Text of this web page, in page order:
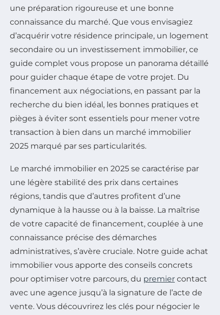
une préparation rigoureuse et une bonne
connaissance du marché. Que vous envisagiez
d’acquérir votre résidence principale, un logement
secondaire ou un investissement immobilier, ce
guide complet vous propose un panorama détaillé
pour guider chaque étape de votre projet. Du
financement aux négociations, en passant par la
recherche du bien idéal, les bonnes pratiques et
pièges à éviter sont essentiels pour mener votre
transaction à bien dans un marché immobilier
2025 marqué par ses particularités.
Le marché immobilier en 2025 se caractérise par
une légère stabilité des prix dans certaines
régions, tandis que d’autres profitent d’une
dynamique à la hausse ou à la baisse. La maîtrise
de votre capacité de financement, couplée à une
connaissance précise des démarches
administratives, s’avère cruciale. Notre guide achat
immobilier vous apporte des conseils concrets
pour optimiser votre parcours, du premier contact
avec une agence jusqu’à la signature de l’acte de
vente. Vous découvrirez les clés pour négocier le